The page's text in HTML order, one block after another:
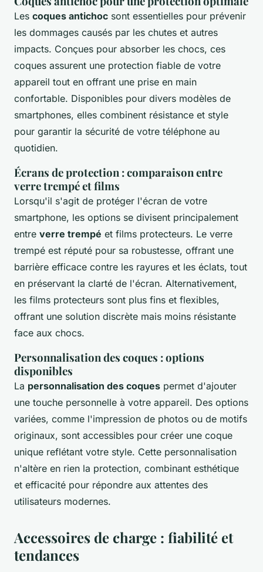
Les coques antichoc sont essentielles pour prévenir
les dommages causés par les chutes et autres
impacts. Conçues pour absorber les chocs, ces
coques assurent une protection fiable de votre
appareil tout en offrant une prise en main
confortable. Disponibles pour divers modèles de
smartphones, elles combinent résistance et style
pour garantir la sécurité de votre téléphone au
quotidien.
Écrans de protection : comparaison entre
verre trempé et films
Lorsqu'il s'agit de protéger l'écran de votre
smartphone, les options se divisent principalement
entre verre trempé et films protecteurs. Le verre
trempé est réputé pour sa robustesse, offrant une
barrière efficace contre les rayures et les éclats, tout
en préservant la clarté de l'écran. Alternativement,
les films protecteurs sont plus fins et flexibles,
offrant une solution discrète mais moins résistante
face aux chocs.
Personnalisation des coques : options
disponibles
La personnalisation des coques permet d'ajouter
une touche personnelle à votre appareil. Des options
variées, comme l'impression de photos ou de motifs
originaux, sont accessibles pour créer une coque
unique reflétant votre style. Cette personnalisation
n'altère en rien la protection, combinant esthétique
et efficacité pour répondre aux attentes des
utilisateurs modernes.
Accessoires de charge : fiabilité et
tendances